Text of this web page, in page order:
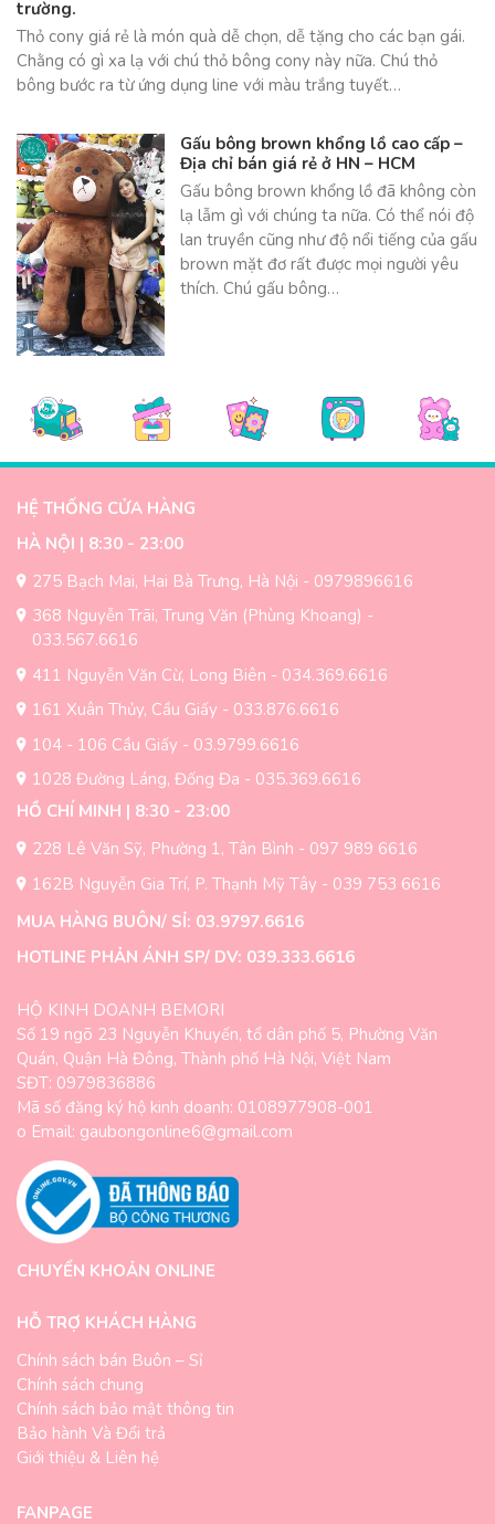
trường.
Thỏ cony giá rẻ là món quà dễ chọn, dễ tặng cho các bạn gái.
Chằng có gì xa lạ với chú thỏ bông cony này nữa. Chú thỏ
bông bước ra từ ứng dụng line với màu trắng tuyết…
Gấu bông brown khổng lồ cao cấp –
Địa chỉ bán giá rẻ ở HN – HCM
Gấu bông brown khổng lồ đã không còn
lạ lẫm gì với chúng ta nữa. Có thể nói độ
lan truyền cũng như độ nổi tiếng của gấu
brown mặt đơ rất được mọi người yêu
thích. Chú gấu bông…
HỆ THỐNG CỬA HÀNG
HÀ NỘI | 8:30 - 23:00
275 Bạch Mai, Hai Bà Trưng, Hà Nội - 0979896616
368 Nguyễn Trãi, Trung Văn (Phùng Khoang) -
033.567.6616
411 Nguyễn Văn Cừ, Long Biên - 034.369.6616
161 Xuân Thủy, Cầu Giấy - 033.876.6616
104 - 106 Cầu Giấy - 03.9799.6616
1028 Đường Láng, Đống Đa - 035.369.6616
HỒ CHÍ MINH | 8:30 - 23:00
228 Lê Văn Sỹ, Phường 1, Tân Bình - 097 989 6616
162B Nguyễn Gia Trí, P. Thạnh Mỹ Tây - 039 753 6616
MUA HÀNG BUÔN/ SỈ: 03.9797.6616
HOTLINE PHẢN ÁNH SP/ DV: 039.333.6616
HỘ KINH DOANH BEMORI
Số 19 ngõ 23 Nguyễn Khuyến, tổ dân phố 5, Phường Văn
Quán, Quận Hà Đông, Thành phố Hà Nội, Việt Nam
SĐT: 0979836886
Mã số đăng ký hộ kinh doanh: 0108977908-001
o Email: gaubongonline6@gmail.com
CHUYỂN KHOẢN ONLINE
HỖ TRỢ KHÁCH HÀNG
Chính sách bán Buôn – Sỉ
Chính sách chung
Chính sách bảo mật thông tin
Bảo hành Và Đổi trả
Giới thiệu & Liên hệ
FANPAGE